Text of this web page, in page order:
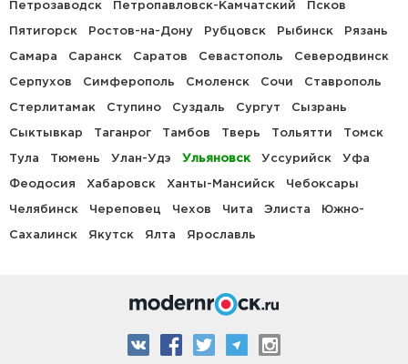
Петрозаводск Петропавловск-Камчатский Псков
Пятигорск Ростов-на-Дону Рубцовск Рыбинск Рязань
Самара Саранск Саратов Севастополь Северодвинск
Серпухов Симферополь Смоленск Сочи Ставрополь
Стерлитамак Ступино Суздаль Сургут Сызрань
Сыктывкар Таганрог Тамбов Тверь Тольятти Томск
Тула Тюмень Улан-Удэ Ульяновск Уссурийск Уфа
Феодосия Хабаровск Ханты-Мансийск Чебоксары
Челябинск Череповец Чехов Чита Элиста Южно-
Сахалинск Якутск Ялта Ярославль